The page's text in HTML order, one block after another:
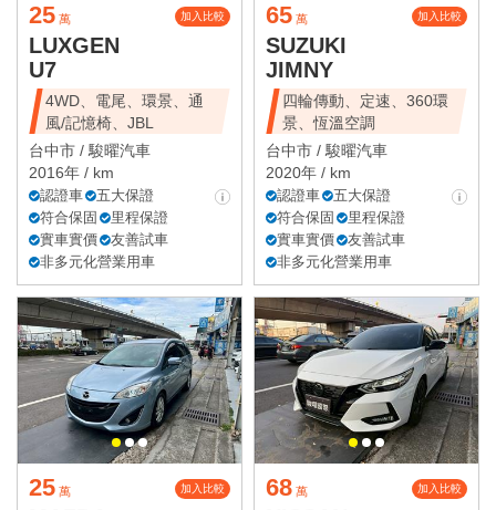
25 萬 加入比較
LUXGEN
U7
4WD、電尾、環景、通
風/記憶椅、JBL
台中市 /駿曜汽車
2016年 / km
認證車
五大保證
符合保固
里程保證
實車實價
友善試車
非多元化營業用車
65 萬 加入比較
SUZUKI
JIMNY
四輪傳動、定速、360環
景、恆溫空調
台中市 /駿曜汽車
2020年 / km
認證車
五大保證
符合保固
里程保證
實車實價
友善試車
非多元化營業用車
25 萬 加入比較 68 萬 加入比較